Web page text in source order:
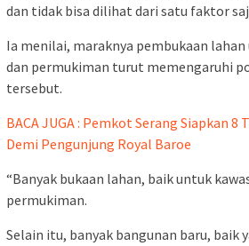
dan tidak bisa dilihat dari satu faktor
Ia menilai, maraknya pembukaan
dan permukiman turut memengaruhi
tersebut.
BACA JUGA : Pemkot Serang Siapkan
Demi Pengunjung Royal Baroe
“Banyak bukaan lahan, baik untuk
permukiman.
Selain itu, banyak bangunan baru, baik